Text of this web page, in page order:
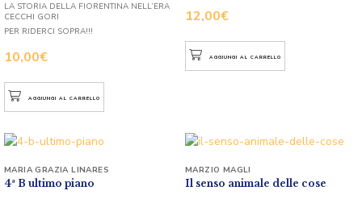
10,00€
LA STORIA DELLA FIORENTINA NELL’ERA
CECCHI GORI
PER RIDERCI SOPRA!!!
AGGIUNGI AL CARRELLO
12,00€
AGGIUNGI AL CARRELLO
4ª B ultimo piano
MARIA GRAZIA LINARES
Il senso animale delle cose
MARZIO MAGLI